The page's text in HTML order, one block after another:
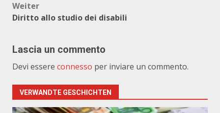
Weiter
Diritto allo studio dei disabili
Lascia un commento
Devi essere connesso per inviare un commento.
VERWANDTE GESCHICHTEN